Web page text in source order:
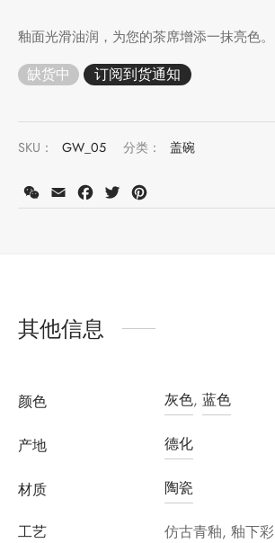
釉面光滑油润，为您的茶席增添一抹亮色。
缺货中
SKU： GW_05 分类： 盖碗
WeChat
Email Facebook
Twitter
其他信息
颜色 灰色, 蓝色
产地 德化
材质 陶瓷
工艺
仿古青釉, 釉下彩